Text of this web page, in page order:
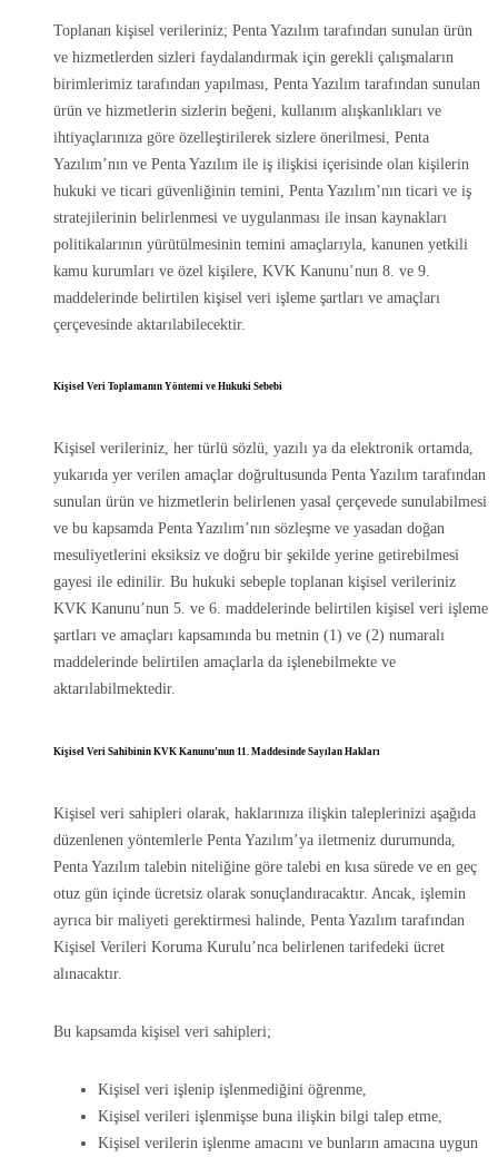
Toplanan kişisel verileriniz; Penta Yazılım tarafından sunulan ürün
ve hizmetlerden sizleri faydalandırmak için gerekli çalışmaların
birimlerimiz tarafından yapılması, Penta Yazılım tarafından sunulan
ürün ve hizmetlerin sizlerin beğeni, kullanım alışkanlıkları ve
ihtiyaçlarınıza göre özelleştirilerek sizlere önerilmesi, Penta
Yazılım’nın ve Penta Yazılım ile iş ilişkisi içerisinde olan kişilerin
hukuki ve ticari güvenliğinin temini, Penta Yazılım’nın ticari ve iş
stratejilerinin belirlenmesi ve uygulanması ile insan kaynakları
politikalarının yürütülmesinin temini amaçlarıyla, kanunen yetkili
kamu kurumları ve özel kişilere, KVK Kanunu’nun 8. ve 9.
maddelerinde belirtilen kişisel veri işleme şartları ve amaçları
çerçevesinde aktarılabilecektir.
Kişisel Veri Toplamanın Yöntemi ve Hukuki Sebebi
Kişisel verileriniz, her türlü sözlü, yazılı ya da elektronik ortamda,
yukarıda yer verilen amaçlar doğrultusunda Penta Yazılım tarafından
sunulan ürün ve hizmetlerin belirlenen yasal çerçevede sunulabilmesi
ve bu kapsamda Penta Yazılım’nın sözleşme ve yasadan doğan
mesuliyetlerini eksiksiz ve doğru bir şekilde yerine getirebilmesi
gayesi ile edinilir. Bu hukuki sebeple toplanan kişisel verileriniz
KVK Kanunu’nun 5. ve 6. maddelerinde belirtilen kişisel veri işleme
şartları ve amaçları kapsamında bu metnin (1) ve (2) numaralı
maddelerinde belirtilen amaçlarla da işlenebilmekte ve
aktarılabilmektedir.
Kişisel Veri Sahibinin KVK Kanunu’nun 11. Maddesinde Sayılan Hakları
Kişisel veri sahipleri olarak, haklarınıza ilişkin taleplerinizi aşağıda
düzenlenen yöntemlerle Penta Yazılım’ya iletmeniz durumunda,
Penta Yazılım talebin niteliğine göre talebi en kısa sürede ve en geç
otuz gün içinde ücretsiz olarak sonuçlandıracaktır. Ancak, işlemin
ayrıca bir maliyeti gerektirmesi halinde, Penta Yazılım tarafından
Kişisel Verileri Koruma Kurulu’nca belirlenen tarifedeki ücret
alınacaktır.
Bu kapsamda kişisel veri sahipleri;
Kişisel veri işlenip işlenmediğini öğrenme,
Kişisel verileri işlenmişse buna ilişkin bilgi talep etme,
Kişisel verilerin işlenme amacını ve bunların amacına uygun